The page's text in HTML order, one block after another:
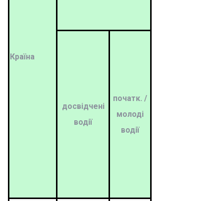
Країна
досвідчені
водії
початк. /
молоді
водії